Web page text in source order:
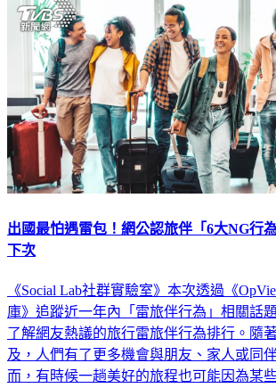
出國最怕遇雷包！網公認旅伴「6大NG
下次
《Social Lab社群實驗室》本次透過《
庫》追蹤近一年內「雷旅伴行為」相關話
了解網友熱議的旅行雷旅伴行為排行。隨
及，人們有了更多機會與朋友、家人或同
而，有時候一趟美好的旅程也可能因為某